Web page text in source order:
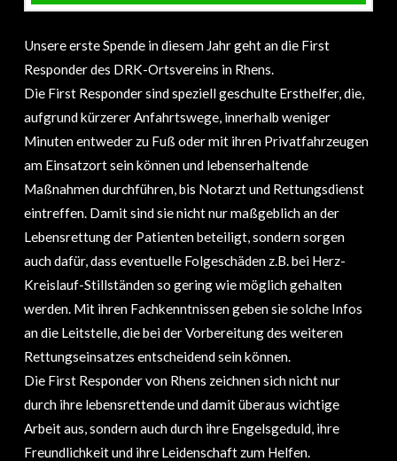
Unsere erste Spende in diesem Jahr geht an die First
Responder des DRK-Ortsvereins in Rhens.
Die First Responder sind speziell geschulte Ersthelfer, die,
aufgrund kürzerer Anfahrtswege, innerhalb weniger
Minuten entweder zu Fuß oder mit ihren Privatfahrzeugen
am Einsatzort sein können und lebenserhaltende
Maßnahmen durchführen, bis Notarzt und Rettungsdienst
eintreffen. Damit sind sie nicht nur maßgeblich an der
Lebensrettung der Patienten beteiligt, sondern sorgen
auch dafür, dass eventuelle Folgeschäden z.B. bei Herz-
Kreislauf-Stillständen so gering wie möglich gehalten
werden. Mit ihren Fachkenntnissen geben sie solche Infos
an die Leitstelle, die bei der Vorbereitung des weiteren
Rettungseinsatzes entscheidend sein können.
Die First Responder von Rhens zeichnen sich nicht nur
durch ihre lebensrettende und damit überaus wichtige
Arbeit aus, sondern auch durch ihre Engelsgeduld, ihre
Freundlichkeit und ihre Leidenschaft zum Helfen.